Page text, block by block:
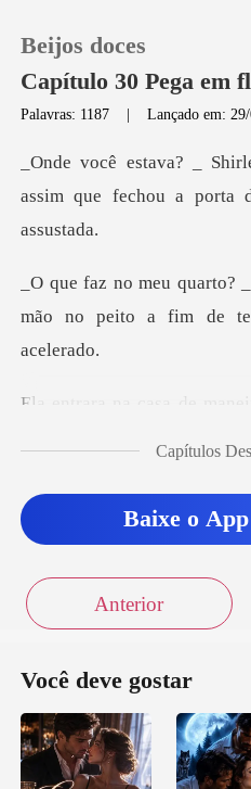
Loja
Histórico
Sair
Beijos doces
Capítulo 30 Pega em
Palavras: 1187 |Lançado em:
assim que fechou a port
mão no peito a fim de
Capítulos
Baixe o
Anterior
Você deve gostar